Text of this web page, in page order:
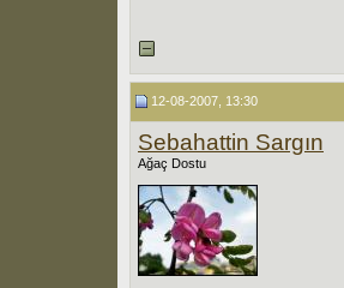
12-08-2007, 13:30
Sebahattin Sargın
Ağaç Dostu